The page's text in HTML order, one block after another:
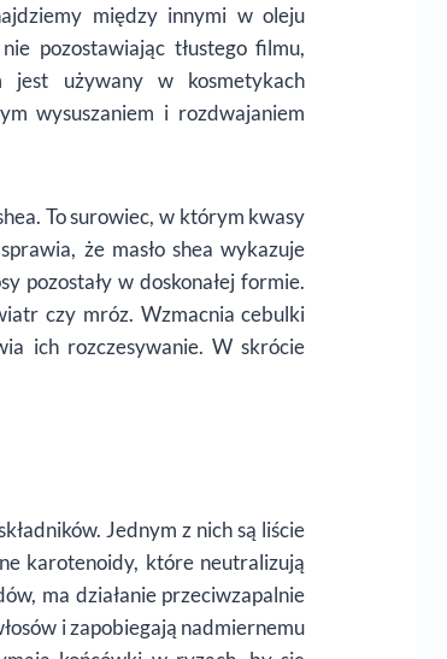
między innymi w oleju
pozostawiając tłustego filmu,
jest używany w kosmetykach
wysuszaniem i rozdwajaniem
To surowiec, w którym kwasy
że masło shea wykazuje
pozostały w doskonałej formie.
czy mróz. Wzmacnia cebulki
ich rozczesywanie. W skrócie
Jednym z nich są liście
karotenoidy, które neutralizują
ma działanie przeciwzapalnie
i zapobiegają nadmiernemu